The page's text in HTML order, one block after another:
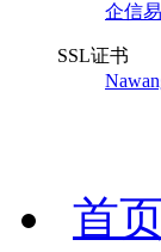
企信易
SSL证书
首